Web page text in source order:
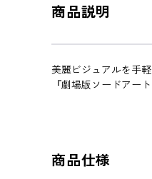
商品説明
美麗ビジュアルを手
『劇場版ソードアー
商品仕様